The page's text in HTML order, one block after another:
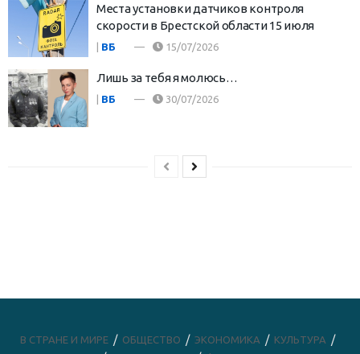
Места установки датчиков контроля
скорости в Брестской области 15 июля
| ВБ 15/07/2026
Лишь за тебя я молюсь…
ВБ 30/07/2026
В СТРАНЕ И МИРЕ ОБЩЕСТВО ЭКОНОМИКА
КУЛЬТУРА